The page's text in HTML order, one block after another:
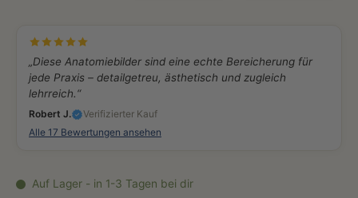
„Diese Anatomiebilder sind eine echte Bereicherung für
jede Praxis – detailgetreu, ästhetisch und zugleich
lehrreich.“
Robert J.
Verifizierter Kauf
Alle 17 Bewertungen ansehen
Auf Lager - in 1-3 Tagen bei dir